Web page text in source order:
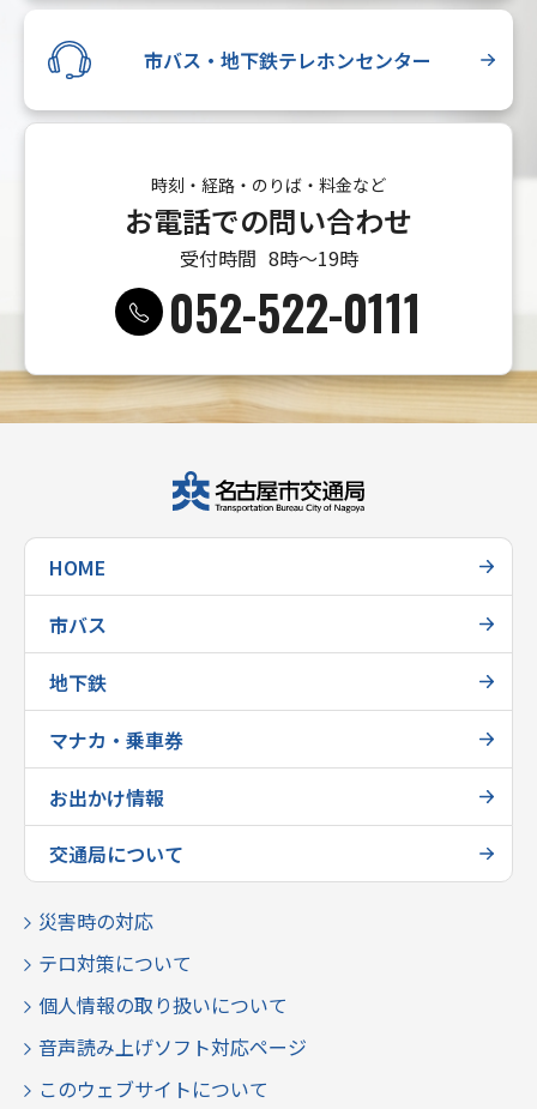
市バス・地下鉄テレホンセンター
時刻・経路・のりば・料金など
お電話での問い合わせ
受付時間 8時〜19時
052-522-0111
HOME
市バス
地下鉄
マナカ・乗車券
お出かけ情報
交通局について
災害時の対応
テロ対策について
個人情報の取り扱いについて
音声読み上げソフト対応ページ
このウェブサイトについて